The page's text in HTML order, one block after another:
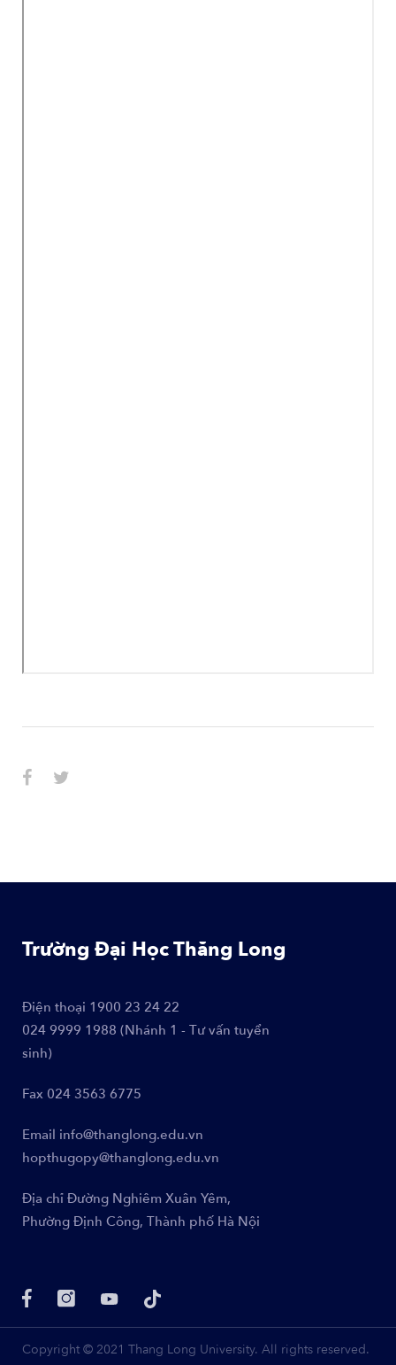
CHIA SẺ
Trường Đại Học Thăng Long
Điện thoại 1900 23 24 22
024 9999 1988 (Nhánh 1 - Tư vấn tuyển
sinh)
Fax 024 3563 6775
Email info@thanglong.edu.vn
hopthugopy@thanglong.edu.vn
Địa chỉ Đường Nghiêm Xuân Yêm,
Phường Định Công, Thành phố Hà Nội
Copyright © 2021 Thang Long University. All rights reserved.